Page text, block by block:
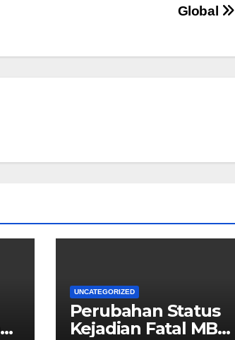
Global
UNCATEGORIZED
Perubahan Status
Kejadian Fatal MBG